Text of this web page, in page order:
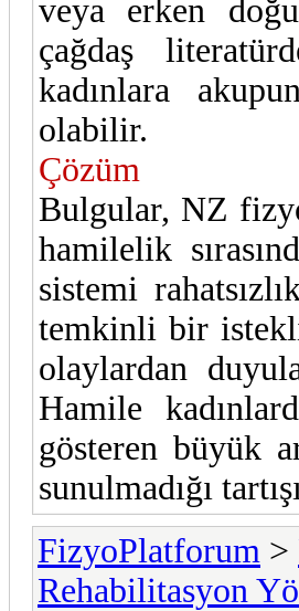
veya erken
çağdaş
kadınlara
olabilir.
Çözüm
Bulgular, NZ
hamilelik
sistemi
temkinli bir
olaylardan
Hamile
gösteren büyük
sunulmadığı
FizyoPlatforum >
Rehabilitasyon